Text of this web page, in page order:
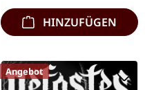
HINZUFÜGEN
Angebot